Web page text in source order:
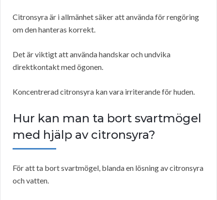
Citronsyra är i allmänhet säker att använda för rengöring
om den hanteras korrekt.
Det är viktigt att använda handskar och undvika
direktkontakt med ögonen.
Koncentrerad citronsyra kan vara irriterande för huden.
Hur kan man ta bort svartmögel
med hjälp av citronsyra?
För att ta bort svartmögel, blanda en lösning av citronsyra
och vatten.